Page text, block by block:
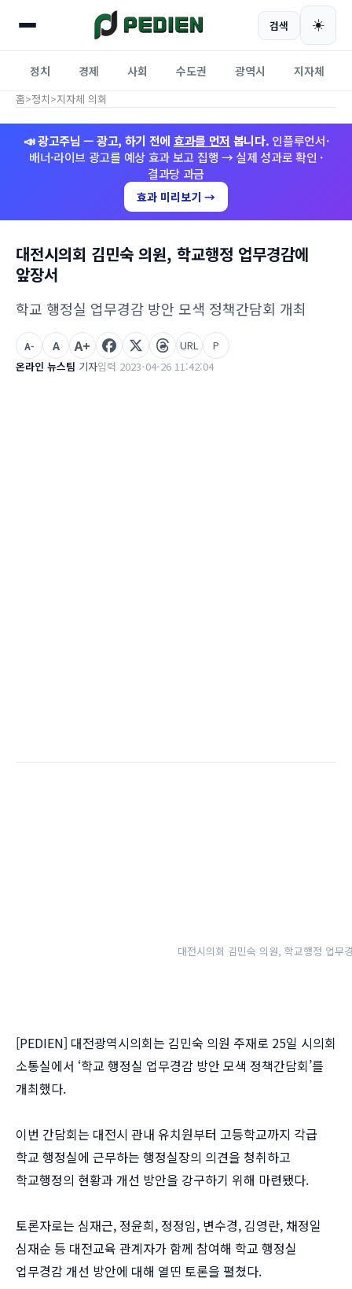
검색 ☀️
정치 경제 사회 수도권 광역시 지자체
홈>정치>지자체 의회
📣 광고주님 — 광고, 하기 전에 효과를 먼저 봅니다. 인플루언서·
배너·라이브 광고를 예상 효과 보고 집행 → 실제 성과로 확인 ·
결과당 과금
효과 미리보기 →
대전시의회 김민숙 의원, 학교행정 업무경감에
앞장서
학교 행정실 업무경감 방안 모색 정책간담회 개최
온라인 뉴스팀 기자입력 2023-04-26 11:42:04
A- A A+ URL P
대전시의회 김민숙 의원, 학교행정 업무
[PEDIEN] 대전광역시의회는 김민숙 의원 주재로 25일 시의회
소통실에서 ‘학교 행정실 업무경감 방안 모색 정책간담회’를
개최했다.
이번 간담회는 대전시 관내 유치원부터 고등학교까지 각급
학교 행정실에 근무하는 행정실장의 의견을 청취하고
학교행정의 현황과 개선 방안을 강구하기 위해 마련됐다.
토론자로는 심재근, 정윤희, 정정임, 변수경, 김영란, 채정일
심재순 등 대전교육 관계자가 함께 참여해 학교 행정실
업무경감 개선 방안에 대해 열띤 토론을 펼쳤다.